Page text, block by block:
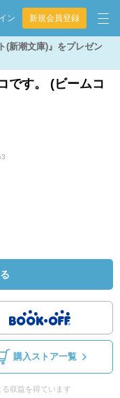
ン 新規会員登録
(新潮文庫)』をプレゼン
です。 (ビームコ
購入ストア一覧
収益を得ています